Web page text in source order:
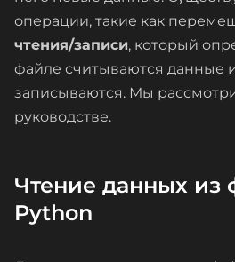
операции, такие как
чтения/записи, который
файле считываются данные
записываются. Мы
руководстве.
Чтение данных из
Python